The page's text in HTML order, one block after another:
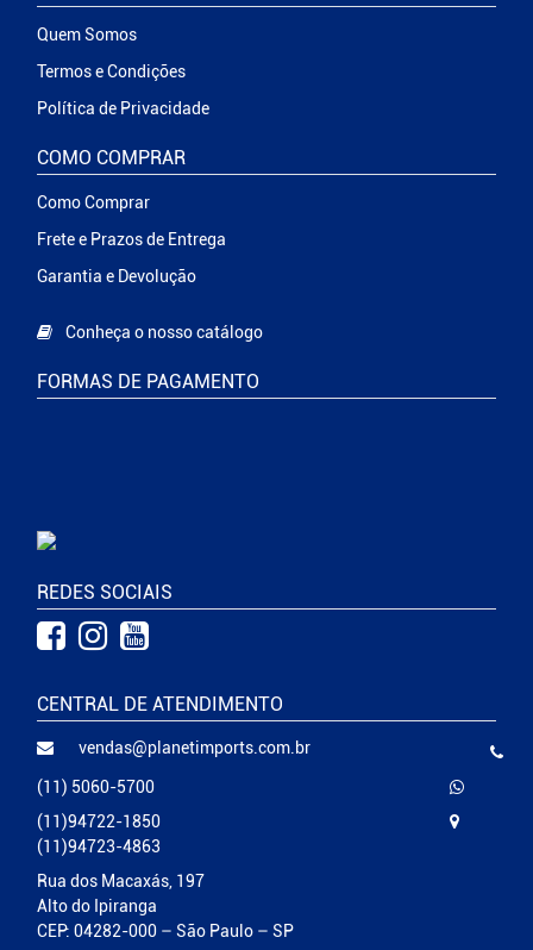
Quem Somos
Termos e Condições
Política de Privacidade
COMO COMPRAR
Como Comprar
Frete e Prazos de Entrega
Garantia e Devolução
Conheça o nosso catálogo
FORMAS DE PAGAMENTO
REDES SOCIAIS
CENTRAL DE ATENDIMENTO
vendas@planetimports.com.br
(11) 5060-5700
(11)94722-1850
(11)94723-4863
Rua dos Macaxás, 197
Alto do Ipiranga
CEP: 04282-000 – São Paulo – SP